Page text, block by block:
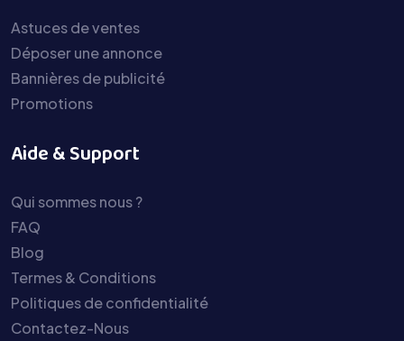
Astuces de ventes
Déposer une annonce
Bannières de publicité
Promotions
Aide & Support
Qui sommes nous ?
FAQ
Blog
Termes & Conditions
Politiques de confidentialité
Contactez-Nous